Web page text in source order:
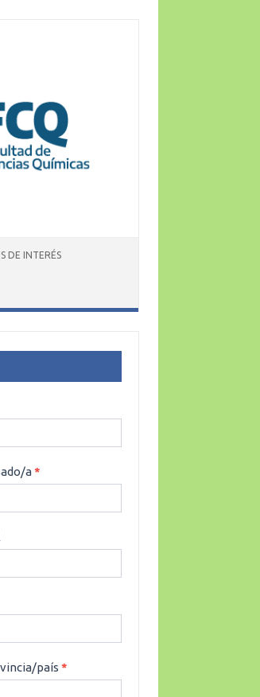
DE INTERÉS
a*
país*